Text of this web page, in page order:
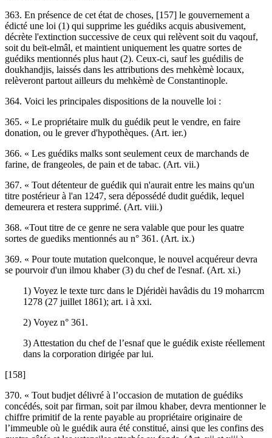
363. En présence de cet état de choses, [157] le gouvernement a
édicté une loi (1) qui supprime les guédiks acquis abusivement,
décrète l'extinction successive de ceux qui relèvent soit du vaqouf,
soit du beït-elmâl, et maintient uniquement les quatre sortes de
guédiks mentionnés plus haut (2). Ceux-ci, sauf les guédilis de
doukhandjis, laissés dans les attributions des rnehkèmè locaux,
relèveront partout ailleurs du mehkèmè de Constantinople.
364. Voici les principales dispositions de la nouvelle loi :
365. « Le propriétaire mulk du guédik peut le vendre, en faire
donation, ou le grever d'hypothèques. (Art. ier.)
366. « Les guédiks malks sont seulement ceux de marchands de
farine, de frangeoles, de pain et de tabac. (Art. vii.)
367. « Tout détenteur de guédik qui n'aurait entre les mains qu'un
titre postérieur à l'an 1247, sera dépossédé dudit guédik, lequel
demeurera et restera supprimé. (Art. viii.)
368. «Tout titre de ce genre ne sera valable que pour les quatre
sortes de guediks mentionnés au n° 361. (Art. ix.)
369. « Pour toute mutation quelconque, le nouvel acquéreur devra
se pourvoir d'un ilmou khaber (3) du chef de l'esnaf. (Art. xi.)
1) Voyez le texte turc dans le Djéridèi havâdis du 19 moharrcm
1278 (27 juillet 1861); art. i à xxi.
2) Voyez n° 361.
3) Attestation du chef de l’esnaf que le guédik existe réellement
dans la corporation dirigée par lui.
[158]
370. « Tout budjet délivré à l’occasion de mutation de guédiks
concédés, soit par firman, soit par ilmou khaber, devra mentionner le
chiffre primitif de la rente payable au propriétaire originaire de
l’immeuble où le guédik aura été constitué, ainsi que les confins des